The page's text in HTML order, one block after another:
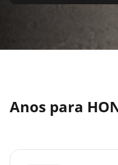
Anos para